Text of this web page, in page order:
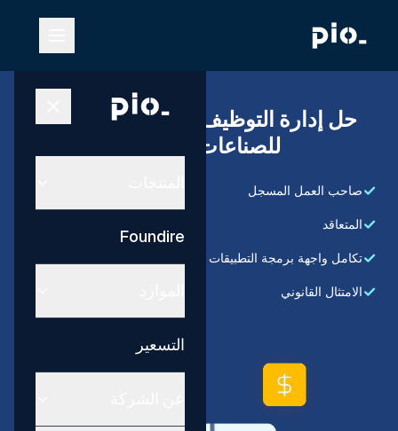
Foundire
التسعير
حل إدارة التوظيف والدفع عبر الحدود
للصناعات التحويلية
صاحب العمل المسجل
المتعاقد
تكامل واجهة برمجة التطبيقات
الامتثال القانوني